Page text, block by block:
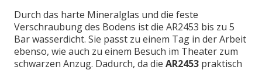
Durch das harte Mineralglas und die feste
Verschraubung des Bodens ist die AR2453 bis zu 5
Bar wasserdicht. Sie passt zu einem Tag in der Arbeit
ebenso, wie auch zu einem Besuch im Theater zum
schwarzen Anzug. Dadurch, da die AR2453 praktisch